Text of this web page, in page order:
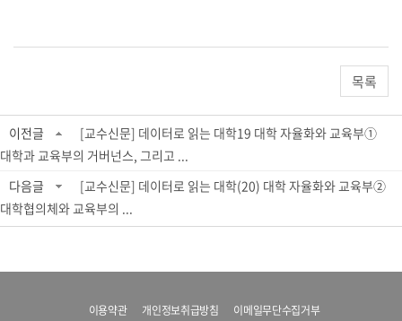
목록
이전글
[교수신문] 데이터로 읽는 대학19 대학 자율화와 교육부①
대학과 교육부의 거버넌스, 그리고 ...
다음글
[교수신문] 데이터로 읽는 대학(20) 대학 자율화와 교육부②
대학협의체와 교육부의 ...
이용약관 개인정보취급방침 이메일무단수집거부